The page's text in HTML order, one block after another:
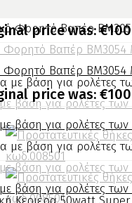
price was:
βάση για ρολέτες
βάση για ρολέτες
Φορητό Βαπέρ
Φορητό Βαπέρ
price was:
βάση για ρολέτες
βάση για ρολέτες